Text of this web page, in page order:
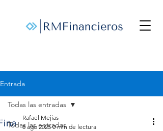
Entrada
Todas las entradas
Todas las entradas
Rafael Mejias
8 ago 2025 0 min de lectura